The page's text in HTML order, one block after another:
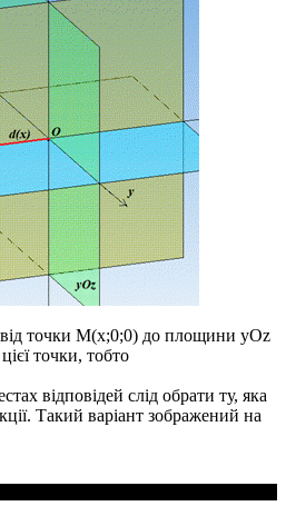
точки M(x;0;0) до площини yOz
точки, тобто
відповідей слід обрати ту, яка
Такий варіант зображений на